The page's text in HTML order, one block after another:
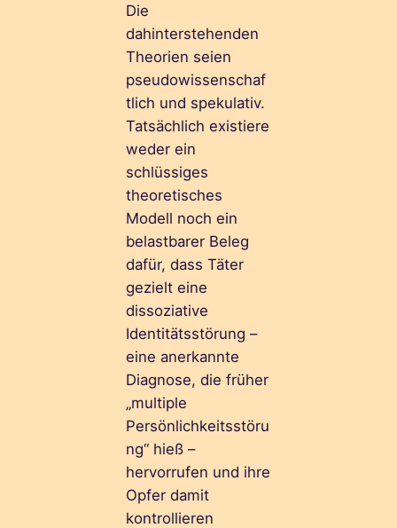
Die
dahinterstehenden
Theorien seien
pseudowissenschaf
tlich und spekulativ.
Tatsächlich existiere
weder ein
schlüssiges
theoretisches
Modell noch ein
belastbarer Beleg
dafür, dass Täter
gezielt eine
dissoziative
Identitätsstörung –
eine anerkannte
Diagnose, die früher
„multiple
Persönlichkeitsstöru
ng“ hieß –
hervorrufen und ihre
Opfer damit
kontrollieren